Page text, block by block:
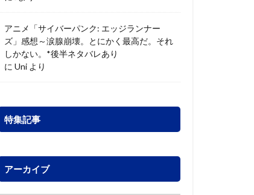
アニメ「サイバーパンク: エッジランナー
ズ」感想～涙腺崩壊。とにかく最高だ。それ
しかない。*後半ネタバレあり
に Uni より
特集記事
アーカイブ